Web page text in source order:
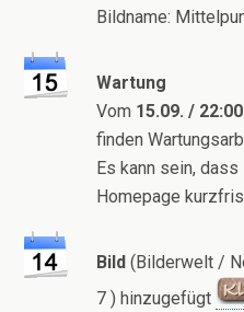
Bildname:
Wartung
Vom 15.09. /
finden
Es kann sein,
Homepage
Bild (Bilderwelt /
7 ) hinzugefügt